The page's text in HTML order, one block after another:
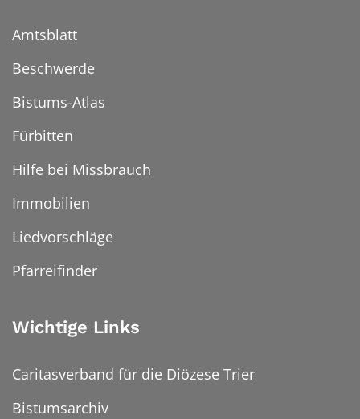
Amtsblatt
Beschwerde
Bistums-Atlas
Fürbitten
Hilfe bei Missbrauch
Immobilien
Liedvorschläge
Pfarreifinder
Wichtige Links
Caritasverband für die Diözese Trier
Bistumsarchiv